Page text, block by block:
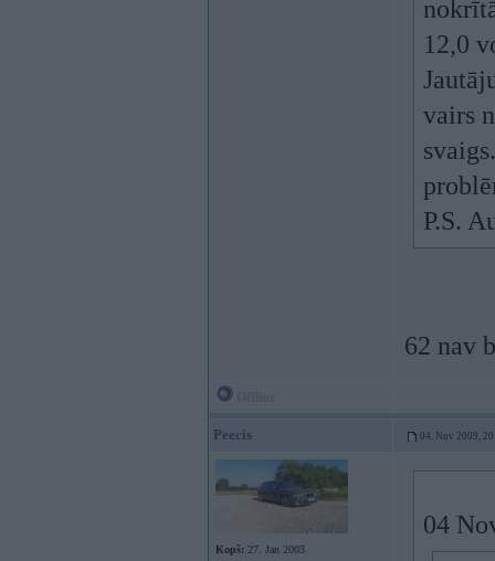
12,0
vairs
P.S.
62 nav
Peecis 04. Nov 2009,
Kopš: 27. Jan 2003
04